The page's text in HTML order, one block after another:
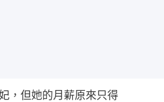
，但她的月薪原來只得